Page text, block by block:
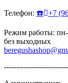
Телефон: ☎️ +7
Режим работы: пн-
без выходных